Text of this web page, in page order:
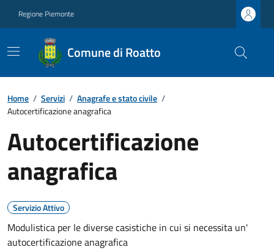
Regione Piemonte
Comune di Roatto
Home / Servizi / Anagrafe e stato civile /
Autocertificazione anagrafica
Autocertificazione
anagrafica
Servizio Attivo
Modulistica per le diverse casistiche in cui si necessita un'
autocertificazione anagrafica